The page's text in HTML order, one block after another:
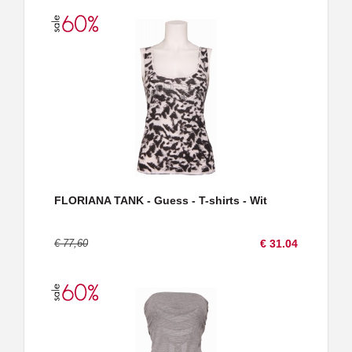
FLORIANA TANK - Guess - T-shirts - Wit
€ 77,60 € 31.04